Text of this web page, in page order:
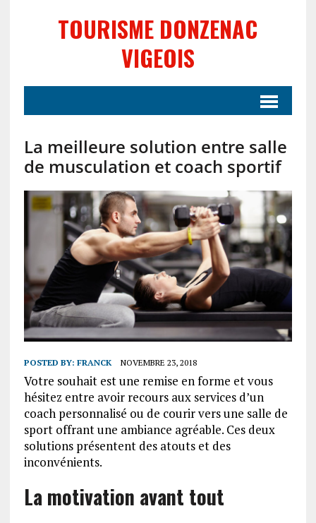
TOURISME DONZENAC
VIGEOIS
La meilleure solution entre salle
de musculation et coach sportif
POSTED BY: FRANCK NOVEMBRE 23, 2018
Votre souhait est une remise en forme et vous
hésitez entre avoir recours aux services d’un
coach personnalisé ou de courir vers une salle de
sport offrant une ambiance agréable. Ces deux
solutions présentent des atouts et des
inconvénients.
La motivation avant tout